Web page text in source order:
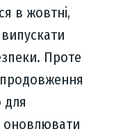
в жовтні,
Проте
для
оновлювати